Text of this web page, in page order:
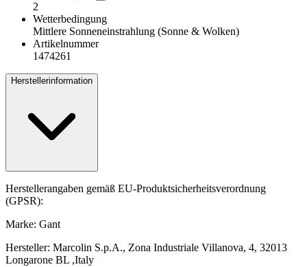
2
Wetterbedingung
Mittlere Sonneneinstrahlung (Sonne & Wolken)
Artikelnummer
1474261
Herstellerinformation
Herstellerangaben gemäß EU-Produktsicherheitsverordnung
(GPSR):
Marke: Gant
Hersteller: Marcolin S.p.A., Zona Industriale Villanova, 4, 32013
Longarone BL ,Italy